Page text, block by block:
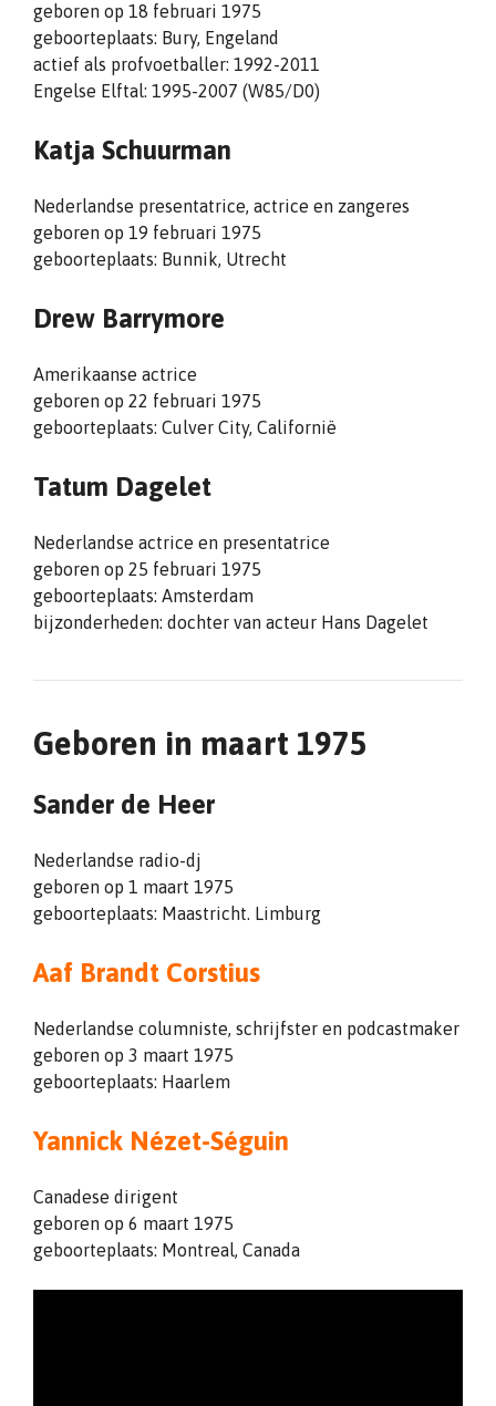
geboren op 18 februari 1975
geboorteplaats: Bury, Engeland
actief als profvoetballer: 1992-2011
Engelse Elftal: 1995-2007 (W85/D0)
Katja Schuurman
Nederlandse presentatrice, actrice en zangeres
geboren op 19 februari 1975
geboorteplaats: Bunnik, Utrecht
Drew Barrymore
Amerikaanse actrice
geboren op 22 februari 1975
geboorteplaats: Culver City, Californië
Tatum Dagelet
Nederlandse actrice en presentatrice
geboren op 25 februari 1975
geboorteplaats: Amsterdam
bijzonderheden: dochter van acteur Hans Dagelet
Geboren in maart 1975
Sander de Heer
Nederlandse radio-dj
geboren op 1 maart 1975
geboorteplaats: Maastricht. Limburg
Aaf Brandt Corstius
Nederlandse columniste, schrijfster en podcastmaker
geboren op 3 maart 1975
geboorteplaats: Haarlem
Yannick Nézet-Séguin
Canadese dirigent
geboren op 6 maart 1975
geboorteplaats: Montreal, Canada